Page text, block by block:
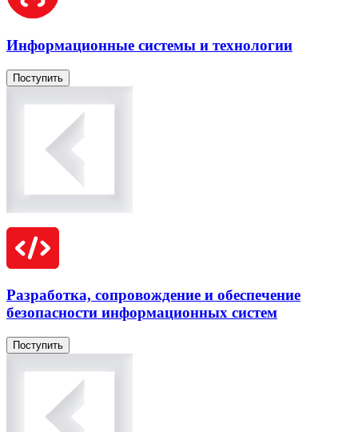
Информационные системы и технологии
Поступить
Разработка, сопровождение и обеспечение
безопасности информационных систем
Поступить